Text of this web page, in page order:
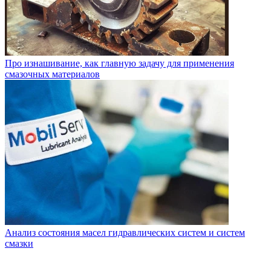
Про изнашивание, как главную задачу для применения
смазочных материалов
Анализ состояния масел гидравлических систем и систем
смазки